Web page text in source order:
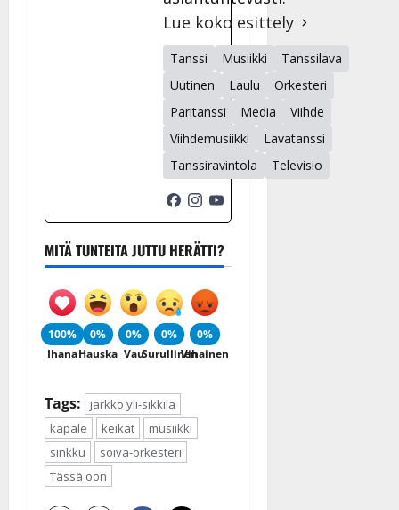
Lue koko esittely
Tanssi Musiikki
Tanssilava
Uutinen
Laulu
Orkesteri
Paritanssi
Media
Viihde
Viihdemusiikki
Lavatanssi
Tanssiravintola
Televisio
MITÄ TUNTEITA JUTTU HERÄTTI?
100%
Ihana
0%
Hauska
0%
Vau
0%
Surullinen
0%
Vihainen
Tags:
jarkko yli-sikkilä
kapale
keikat
musiikki
sinkku
soiva-orkesteri
Tässä oon